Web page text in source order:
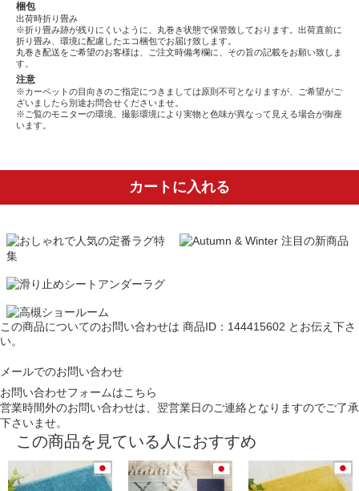
梱包
出荷時折り畳み
※折り畳み跡が残りにくいように、丸巻き状態で保管致しております。出荷直前に
折り畳み、環境に配慮したエコ梱包でお届け致します。
丸巻き配送をご希望のお客様は、ご注文時備考欄に、その旨の記載をお願い致しま
す。
注意
※カーペットの目向きのご指定につきましては原則不可となりますが、ご希望がご
ざいましたら別途お問合せくださいませ。
※ご覧のモニターの環境、撮影環境により実物と色味が異なって見える場合が御座
います。
カートに入れる
この商品についてのお問い合わせは 商品ID：144415602 とお伝え下さ
い。
メールでのお問い合わせ
お問い合わせフォームはこちら
営業時間外のお問い合わせは、翌営業日のご連絡となりますのでご了承
下さいませ。
この商品を見ている人におすすめ